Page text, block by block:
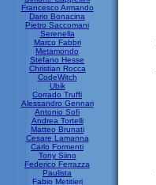
Francesco Armando
Dario Bonacina
Pietro Saccomani
Serenella
Marco Fabbri
Metamondo
Stefano Hesse
Christian Rocca
CodeWitch
Ubik
Corrado Truffi
Alessandro Gennari
Antonio Sofi
Andrea Tortelli
Matteo Brunati
Cesare Lamanna
Carlo Formenti
Tony Siino
Federico Ferrazza
Paulista
Fabio Metitieri